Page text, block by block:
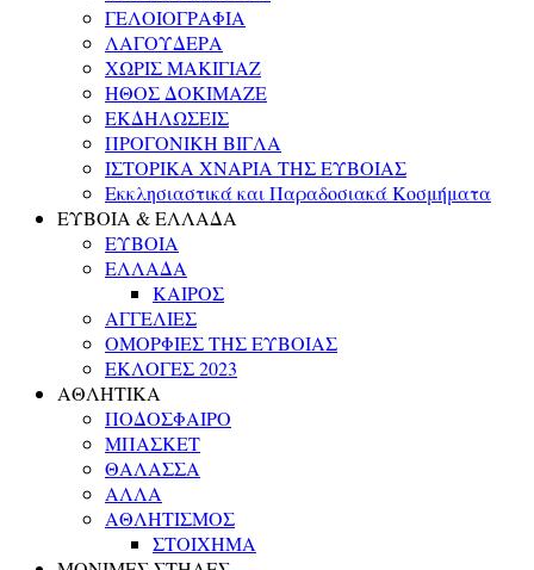
ΓΕΛΟΙΟΓΡΑΦΙΑ
ΛΑΓΟΥΔΕΡΑ
ΧΩΡΙΣ ΜΑΚΙΓΙΑΖ
ΗΘΟΣ ΔΟΚΙΜΑΖΕ
ΕΚΔΗΛΩΣΕΙΣ
ΠΡΟΓΟΝΙΚΗ ΒΙΓΛΑ
ΙΣΤΟΡΙΚΑ ΧΝΑΡΙΑ ΤΗΣ ΕΥΒΟΙΑΣ
Εκκλησιαστικά και Παραδοσιακά Κοσμήματα
ΕΥΒΟΙΑ & ΕΛΛΑΔΑ
ΕΥΒΟΙΑ
ΕΛΛΑΔΑ
ΚΑΙΡΟΣ
ΑΓΓΕΛΙΕΣ
ΟΜΟΡΦΙΕΣ ΤΗΣ ΕΥΒΟΙΑΣ
ΕΚΛΟΓΕΣ 2023
ΑΘΛΗΤΙΚΑ
ΠΟΔΟΣΦΑΙΡΟ
ΜΠΑΣΚΕΤ
ΘΑΛΑΣΣΑ
ΑΛΛΑ
ΑΘΛΗΤΙΣΜΟΣ
ΣΤΟΙΧΗΜΑ